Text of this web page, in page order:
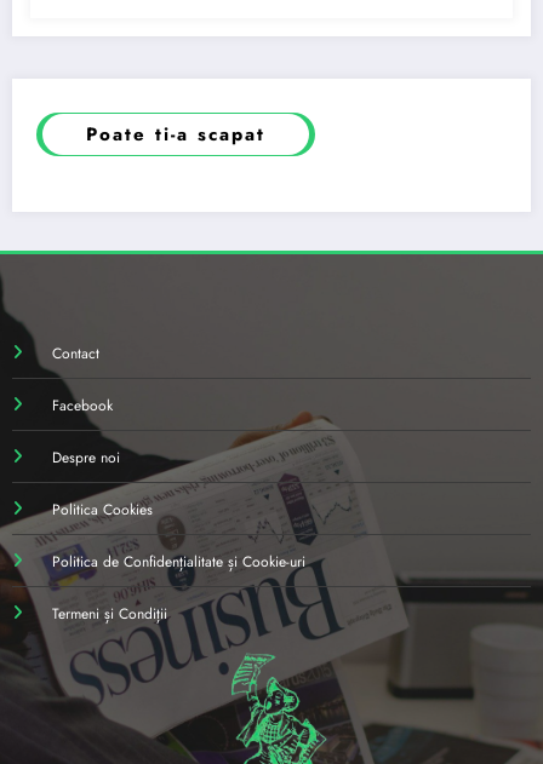
Poate ti-a scapat
Contact
Facebook
Despre noi
Politica Cookies
Politica de Confidențialitate și Cookie-uri
Termeni și Condiții